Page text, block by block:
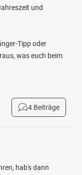
und
Tipp oder
was euch beim
4 Beiträge
hab's dann